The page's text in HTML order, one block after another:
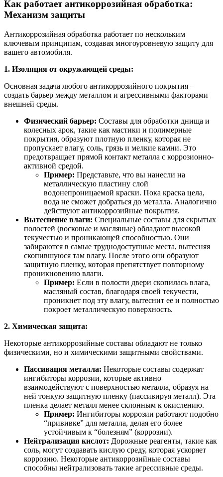
Как работает антикоррозийная обработка:
Механизм защиты
Антикоррозийная обработка работает по нескольким
ключевым принципам, создавая многоуровневую защиту для
вашего автомобиля.
1. Изоляция от окружающей среды:
Основная задача любого антикоррозийного покрытия –
создать барьер между металлом и агрессивными факторами
внешней среды.
Физический барьер: Составы для обработки днища и
колесных арок, такие как мастики и полимерные
покрытия, образуют плотную пленку, которая не
пропускает влагу, соль, грязь и мелкие камни. Это
предотвращает прямой контакт металла с коррозионно-
активной средой.
Пример: Представьте, что вы нанесли на
металлическую пластину слой
водонепроницаемой краски. Пока краска цела,
вода не сможет добраться до металла. Аналогично
действуют антикоррозийные покрытия.
Вытеснение влаги: Специальные составы для скрытых
полостей (восковые и масляные) обладают высокой
текучестью и проникающей способностью. Они
забираются в самые труднодоступные места, вытесняя
скопившуюся там влагу. После этого они образуют
защитную пленку, которая препятствует повторному
проникновению влаги.
Пример: Если в полости двери скопилась влага,
масляный состав, благодаря своей текучести,
проникнет под эту влагу, вытеснит ее и полностью
покроет металлическую поверхность.
2. Химическая защита:
Некоторые антикоррозийные составы обладают не только
физическими, но и химическими защитными свойствами.
Пассивация металла: Некоторые составы содержат
ингибиторы коррозии, которые активно
взаимодействуют с поверхностью металла, образуя на
ней тонкую защитную пленку (пассивируя металл). Эта
пленка делает металл менее склонным к окислению.
Пример: Ингибиторы коррозии работают подобно
“прививке” для металла, делая его более
устойчивым к “болезням” (коррозии).
Нейтрализация кислот: Дорожные реагенты, такие как
соль, могут создавать кислую среду, которая ускоряет
коррозию. Некоторые антикоррозийные составы
способны нейтрализовать такие агрессивные среды.